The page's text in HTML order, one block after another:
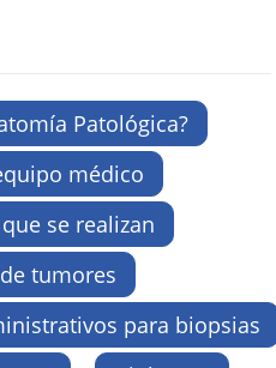
Patológica?
médico
se realizan
tumores
para biopsias